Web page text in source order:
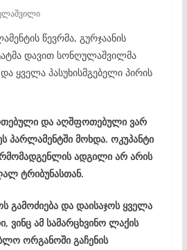
წევრმა, გურჯაანის
დავით სონღულაშვილმა
ყველა პასუხისმგებელი პირის
და აღშფოთებული ვარ
პარლამენტში მოხდა. ოკუპანტი
ადგილი არ არის
ტრიბუნასთან.
გამოძიება და დაისაჯოს ყველა
ვინც ამ სამარცხვინო ლაქის
ორგანოში გაჩენის